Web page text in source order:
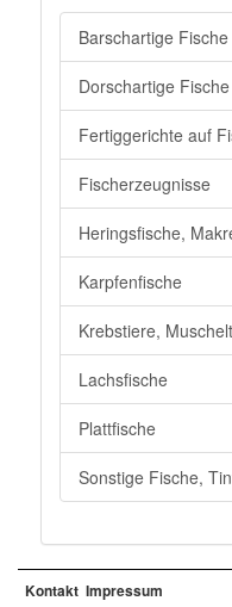
Barschartige Fische
Dorschartige Fische
Fertiggerichte auf
Fischerzeugnisse
Heringsfische,
Karpfenfische
Krebstiere,
Lachsfische
Plattfische
Sonstige Fische,
Kontakt Impressum